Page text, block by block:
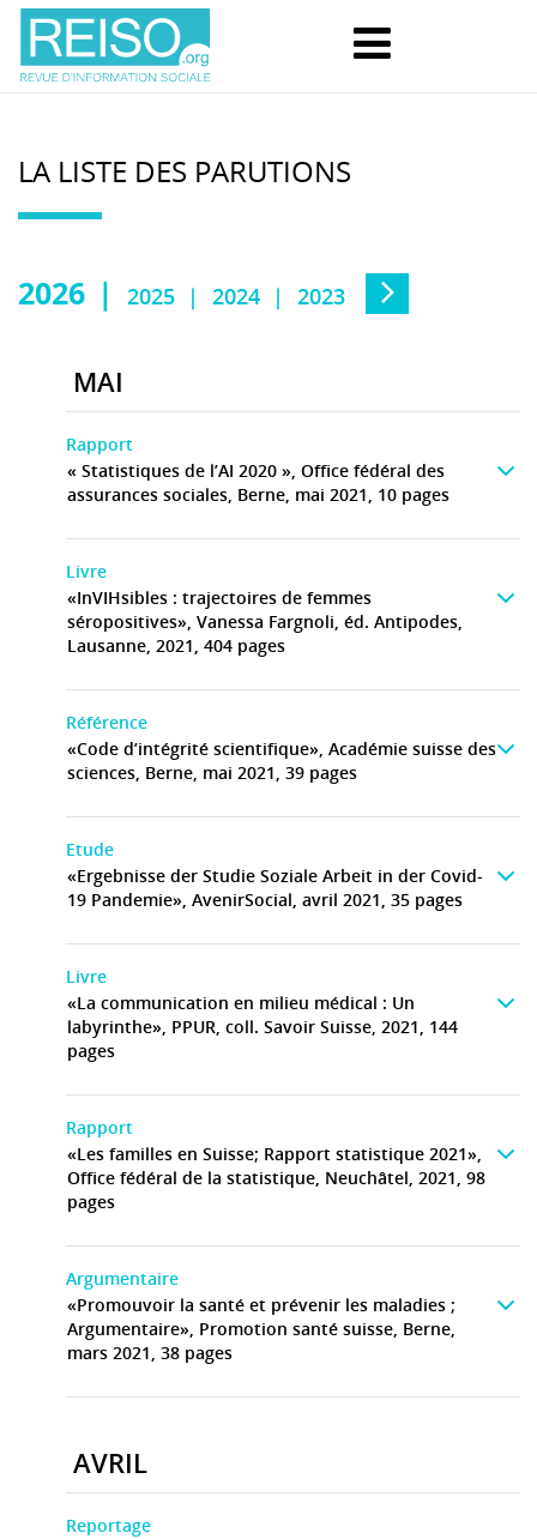
LA LISTE DES PARUTIONS
2026 2025 2024 2023
MAI
Rapport
« Statistiques de l’AI 2020 », Office fédéral des
assurances sociales, Berne, mai 2021, 10 pages
Livre
«InVIHsibles : trajectoires de femmes
séropositives», Vanessa Fargnoli, éd. Antipodes,
Lausanne, 2021, 404 pages
Référence
«Code d’intégrité scientifique», Académie suisse des
sciences, Berne, mai 2021, 39 pages
Etude
«Ergebnisse der Studie Soziale Arbeit in der Covid-
19 Pandemie», AvenirSocial, avril 2021, 35 pages
Livre
«La communication en milieu médical : Un
labyrinthe», PPUR, coll. Savoir Suisse, 2021, 144
pages
Rapport
«Les familles en Suisse; Rapport statistique 2021»,
Office fédéral de la statistique, Neuchâtel, 2021, 98
pages
Argumentaire
«Promouvoir la santé et prévenir les maladies ;
Argumentaire», Promotion santé suisse, Berne,
mars 2021, 38 pages
AVRIL
Reportage